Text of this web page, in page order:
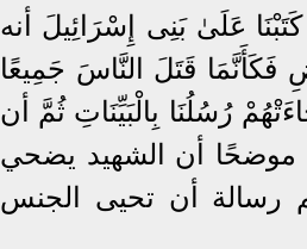
عَلَىٰ بَنِى إِسْرَائِيلَ أنه
قَتَلَ النَّاسَ جَمِيعًا
رُسُلُنَا بِالْبَيِّنَاتِ ثُمَّ أن
موضحًا أن الشهيد يضحي
رسالة أن تحيى الجنس